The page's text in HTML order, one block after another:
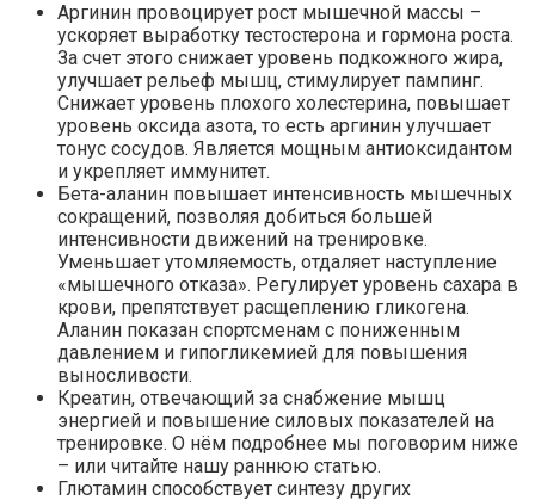
Аргинин провоцирует рост мышечной массы –
ускоряет выработку тестостерона и гормона роста.
За счет этого снижает уровень подкожного жира,
улучшает рельеф мышц, стимулирует пампинг.
Снижает уровень плохого холестерина, повышает
уровень оксида азота, то есть аргинин улучшает
тонус сосудов. Является мощным антиоксидантом
и укрепляет иммунитет.
Бета-аланин повышает интенсивность мышечных
сокращений, позволяя добиться большей
интенсивности движений на тренировке.
Уменьшает утомляемость, отдаляет наступление
«мышечного отказа». Регулирует уровень сахара в
крови, препятствует расщеплению гликогена.
Аланин показан спортсменам с пониженным
давлением и гипогликемией для повышения
выносливости.
Креатин, отвечающий за снабжение мышц
энергией и повышение силовых показателей на
тренировке. О нём подробнее мы поговорим ниже
– или читайте нашу раннюю статью.
Глютамин способствует синтезу других